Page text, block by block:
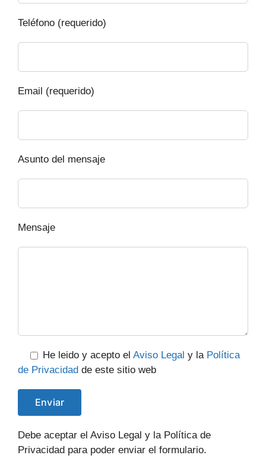
Teléfono (requerido)
Email (requerido)
Asunto del mensaje
Mensaje
He leido y acepto el Aviso Legal y la Política
de Privacidad de este sitio web
Debe aceptar el Aviso Legal y la Política de
Privacidad para poder enviar el formulario.